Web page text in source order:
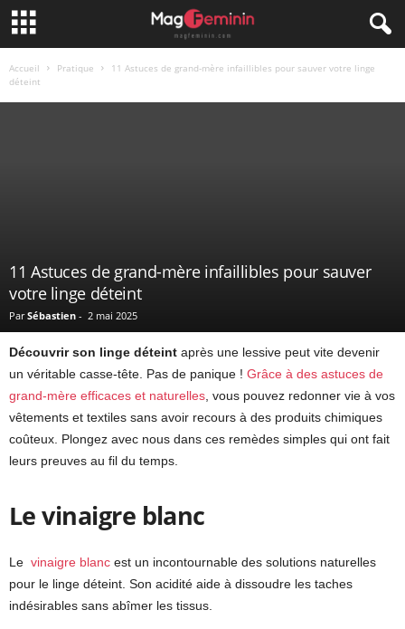
Accueil Pratique
11 Astuces de grand-mère infaillibles pour sauver votre linge
déteint
11 Astuces de grand-mère infaillibles pour sauver
votre linge déteint
Par Sébastien - 2 mai 2025
Découvrir son linge déteint après une lessive peut vite devenir
un véritable casse-tête. Pas de panique ! Grâce à des astuces de
grand-mère efficaces et naturelles, vous pouvez redonner vie à vos
vêtements et textiles sans avoir recours à des produits chimiques
coûteux. Plongez avec nous dans ces remèdes simples qui ont fait
leurs preuves au fil du temps.
Le vinaigre blanc
Le vinaigre blanc est un incontournable des solutions naturelles
pour le linge déteint. Son acidité aide à dissoudre les taches
indésirables sans abîmer les tissus.